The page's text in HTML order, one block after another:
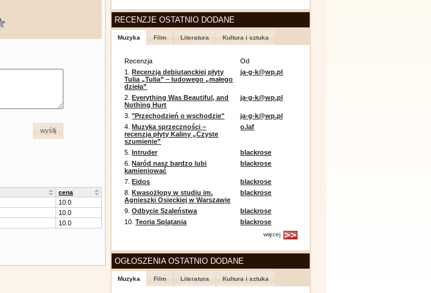
wyślij
cena
10.0
10.0
10.0
RECENZJE OSTATNIO DODANE
Muzyka Film Literatura Kultura i sztuka
Recenzja
Od
1.Recenzja debiutanckiej płyty
Tulia „Tulia” – ludowego „małego
dzieła”
ja-g-k@wp.pl
2.Everything Was Beautiful, and
Nothing Hurt
ja-g-k@wp.pl
3."Przechodzień o wschodzie"
ja-g-k@wp.pl
4.Muzyka sprzeczności –
recenzja płyty Kaliny „Czyste
szumienie”
o.laf
5.Intruder
blackrose
6.Naród nasz bardzo lubi
kamieniować
blackrose
7.Eidos
blackrose
8.Kwasożłopy w studiu im.
Agnieszki Osieckiej w Warszawie
blackrose
9.Odbycie Szaleństwa
blackrose
10.Teoria Splątania blackrose
więcej
OGŁOSZENIA OSTATNIO DODANE
Muzyka Film Literatura Kultura i sztuka